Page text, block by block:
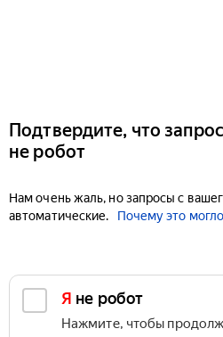
Подтвердите, что
не робот
Нам очень жаль, но запросы с
автоматические.
Почему это
Я не робот
Нажмите, чтобы